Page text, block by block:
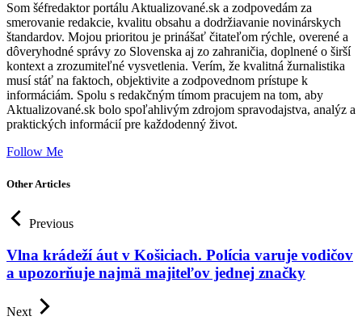
Som šéfredaktor portálu Aktualizované.sk a zodpovedám za
smerovanie redakcie, kvalitu obsahu a dodržiavanie novinárskych
štandardov. Mojou prioritou je prinášať čitateľom rýchle, overené a
dôveryhodné správy zo Slovenska aj zo zahraničia, doplnené o širší
kontext a zrozumiteľné vysvetlenia. Verím, že kvalitná žurnalistika
musí stáť na faktoch, objektivite a zodpovednom prístupe k
informáciám. Spolu s redakčným tímom pracujem na tom, aby
Aktualizované.sk bolo spoľahlivým zdrojom spravodajstva, analýz a
praktických informácií pre každodenný život.
Follow Me
Other Articles
Previous
Vlna krádeží áut v Košiciach. Polícia varuje vodičov
a upozorňuje najmä majiteľov jednej značky
Next